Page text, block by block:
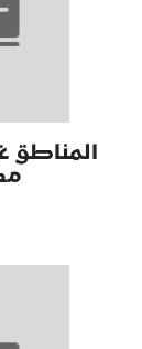
المناطق